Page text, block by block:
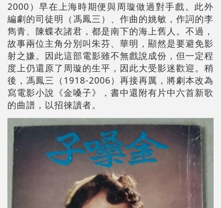
2000）早在上海時期便與周璇做過對手戲。此外
編劇的司徒明（馮鳳三）、作曲的姚敏，作詞的李
雋青、陳蝶衣諸君，都是南下的海上舊人。不過，
故事兩位主角分別叫朱芬、華明，顯然是要避免影
射之嫌。因此這部電影雖不無戲說成份，但一定程
度上仍還原了周璇的生平，因此大受影迷歡迎。稍
後，馮鳳三（1918-2006）再接再厲，將劇本改為
寫電影小說《金嗓子》，書中還附有片中六首新歌
的曲譜，以招徠讀者。